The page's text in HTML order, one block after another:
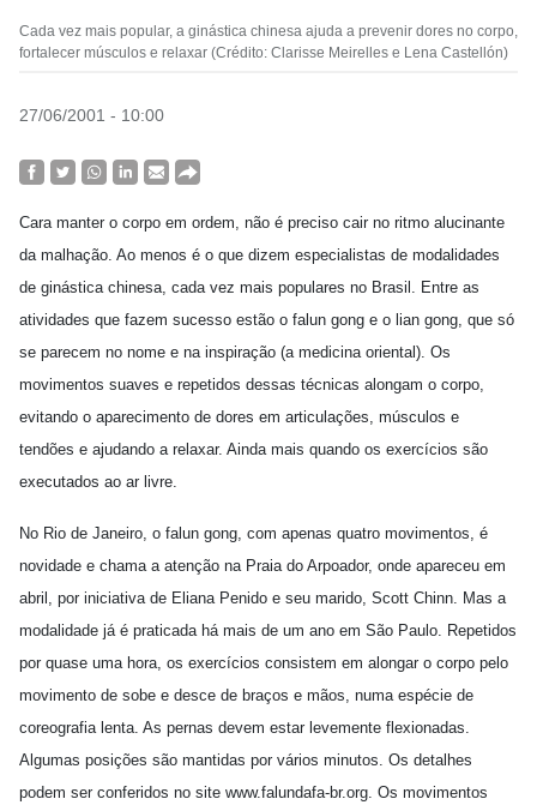
Cada vez mais popular, a ginástica chinesa ajuda a prevenir dores no corpo,
fortalecer músculos e relaxar (Crédito: Clarisse Meirelles e Lena Castellón)
27/06/2001 - 10:00
Cara manter o corpo em ordem, não é preciso cair no ritmo alucinante
da malhação. Ao menos é o que dizem especialistas de modalidades
de ginástica chinesa, cada vez mais populares no Brasil. Entre as
atividades que fazem sucesso estão o falun gong e o lian gong, que só
se parecem no nome e na inspiração (a medicina oriental). Os
movimentos suaves e repetidos dessas técnicas alongam o corpo,
evitando o aparecimento de dores em articulações, músculos e
tendões e ajudando a relaxar. Ainda mais quando os exercícios são
executados ao ar livre.
No Rio de Janeiro, o falun gong, com apenas quatro movimentos, é
novidade e chama a atenção na Praia do Arpoador, onde apareceu em
abril, por iniciativa de Eliana Penido e seu marido, Scott Chinn. Mas a
modalidade já é praticada há mais de um ano em São Paulo. Repetidos
por quase uma hora, os exercícios consistem em alongar o corpo pelo
movimento de sobe e desce de braços e mãos, numa espécie de
coreografia lenta. As pernas devem estar levemente flexionadas.
Algumas posições são mantidas por vários minutos. Os detalhes
podem ser conferidos no site www.falundafa-br.org. Os movimentos